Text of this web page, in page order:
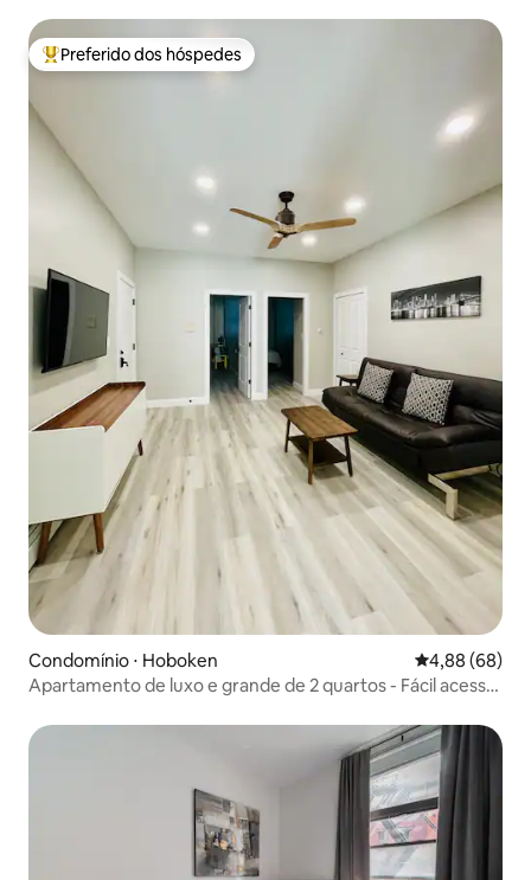
Entre os melhores preferidos dos hóspedes
Preferido dos hóspedes
Condomínio ⋅ Hoboken 4,88 de uma
4,88 (68)
Apartamento de luxo e grande de 2 quartos - Fácil acesso